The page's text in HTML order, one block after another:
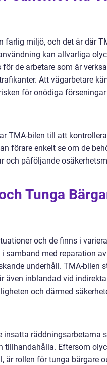
farlig miljö, och det är där
kan allvarliga
de arbetare som är
Att vägarbetare
för onödiga
TMA-bilen till att
förare enkelt se om de
och påföljande
Tunga
och de finns i
samband med reparation
underhåll. TMA-bilen
även inblandad vid
och därmed
insatta räddningsarbetarna
tillhandahålla. Eftersom
är rollen för tunga bärgare